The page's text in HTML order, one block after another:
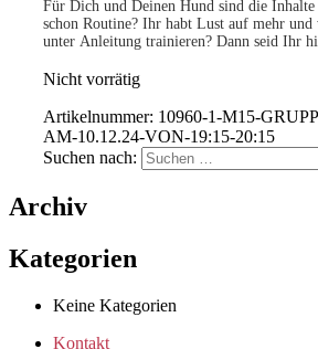
Für Dich und Deinen Hund sind die
schon Routine? Ihr habt Lust auf mehr
unter Anleitung trainieren? Dann seid Ihr
15% für Clubmitglieder!
Clubmitglied werden ?
Nicht vorrätig
Artikelnummer: 10960-1-M15-
AM-10.12.24-VON-19:15-20:15
Suchen nach:
Archiv
Kategorien
Keine Kategorien
Kontakt